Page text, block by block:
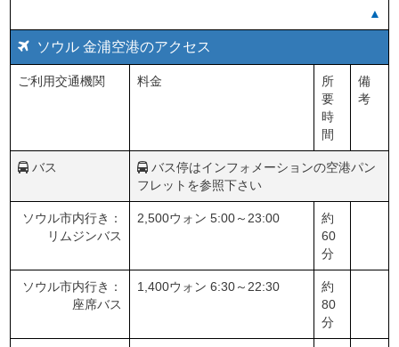
▲
ソウル 金浦空港のアクセス
ご利用交通機関 料金
所
要
時
間
備
考
バス
バス停はインフォメーションの空港パン
フレットを参照下さい
ソウル市内行き：
リムジンバス
2,500ウォン 5:00～23:00
約
60
分
ソウル市内行き：
座席バス
1,400ウォン 6:30～22:30
約
80
分